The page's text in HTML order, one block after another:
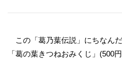
この「葛乃葉伝説」にちなん
「葛の葉きつねおみくじ」